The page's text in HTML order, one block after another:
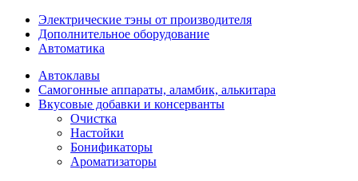
Электрические тэны от производителя
Дополнительное оборудование
Автоматика
Автоклавы
Самогонные аппараты, аламбик, алькитара
Вкусовые добавки и консерванты
Очистка
Настойки
Бонификаторы
Ароматизаторы